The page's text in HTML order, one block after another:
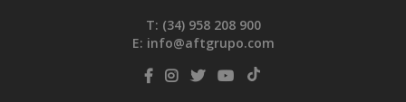
T: (34) 958 208 900
E: info@aftgrupo.com